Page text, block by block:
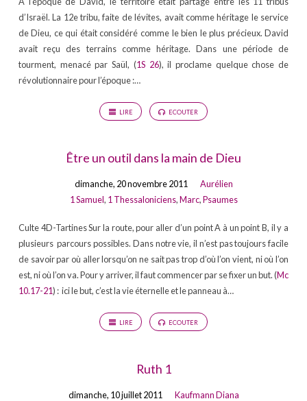
d’Israël. La 12e tribu, faite de lévites, avait comme héritage le service
de Dieu, ce qui était considéré comme le bien le plus précieux. David
avait reçu des terrains comme héritage. Dans une période de
tourment, menacé par Saül, (1S 26), il proclame quelque chose de
révolutionnaire pour l’époque :…
LIRE ECOUTER
Être un outil dans la main de Dieu
dimanche, 20 novembre 2011
Aurélien
1 Samuel, 1 Thessaloniciens,Marc,Psaumes
Culte 4D-Tartines Sur la route, pour aller d’un point A à un point B, il y a
plusieurs parcours possibles. Dans notre vie, il n’est pas toujours facile
de savoir par où aller lorsqu’on ne sait pas trop d’où l’on vient, ni où l’on
est, ni où l’on va. Pour y arriver, il faut commencer par se fixer un but. (Mc
10.17-21) : ici le but, c’est la vie éternelle et le panneau à…
LIRE ECOUTER
Ruth 1
dimanche, 10 juillet 2011
Kaufmann Diana